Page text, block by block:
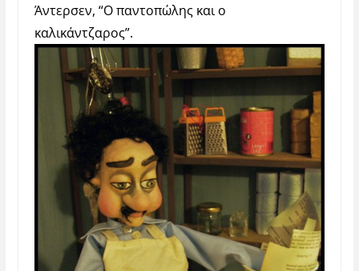
Άντερσεν, “O παντοπώλης και ο
καλικάντζαρος”.